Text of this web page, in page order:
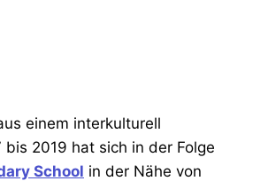
einem interkulturell
2019 hat sich in der Folge
School in der Nähe von